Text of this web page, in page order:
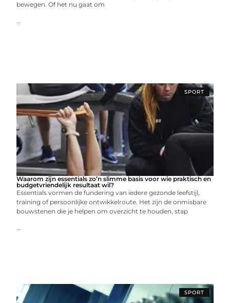
bewegen. Of het nu gaat om
...
SPORT
Waarom zijn essentials zo’n slimme basis voor wie praktisch en
budgetvriendelijk resultaat wil?
Essentials vormen de fundering van iedere gezonde leefstijl,
training of persoonlijke ontwikkelroute. Het zijn de onmisbare
bouwstenen die je helpen om overzicht te houden, stap
...
SPORT